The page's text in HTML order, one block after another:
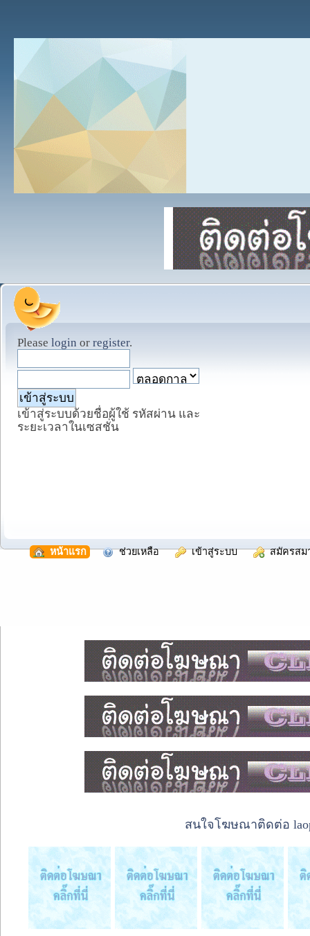
Please login or register.
เข้าสู่ระบบด้วยชื่อผู้ใช้ รหัสผ่าน และ
ระยะเวลาในเซสชั่น
หน้าแรก ช่วยเหลือ เข้าสู่ระบบ สมัครสม
สนใจโฆษณาติดต่อ